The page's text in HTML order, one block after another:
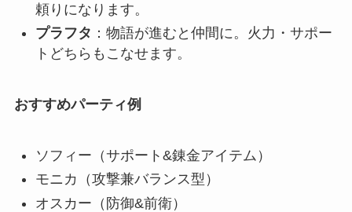
頼りになります。
プラフタ ：物語が進むと仲間に。火力・サポー
トどちらもこなせます。
おすすめパーティ例
ソフィー（サポート&錬金アイテム）
モニカ（攻撃兼バランス型）
オスカー（防御&前衛）